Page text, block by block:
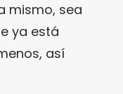
mismo, sea
ya está
así